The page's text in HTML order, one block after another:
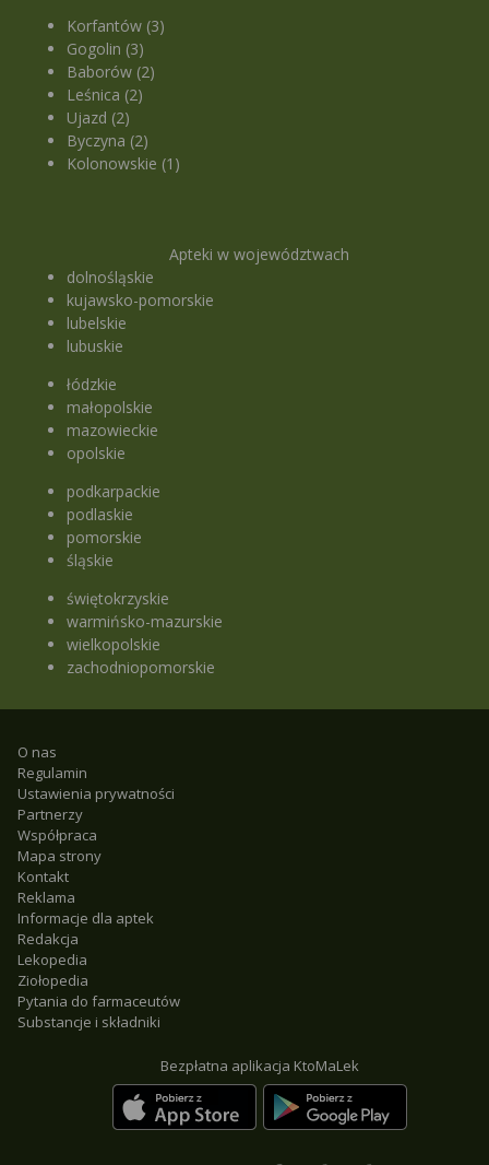
Korfantów (3)
Gogolin (3)
Baborów (2)
Leśnica (2)
Ujazd (2)
Byczyna (2)
Kolonowskie (1)
Apteki w województwach
dolnośląskie
kujawsko-pomorskie
lubelskie
lubuskie
łódzkie
małopolskie
mazowieckie
opolskie
podkarpackie
podlaskie
pomorskie
śląskie
świętokrzyskie
warmińsko-mazurskie
wielkopolskie
zachodniopomorskie
O nas
Regulamin
Ustawienia prywatności
Partnerzy
Współpraca
Mapa strony
Kontakt
Reklama
Informacje dla aptek
Redakcja
Lekopedia
Ziołopedia
Pytania do farmaceutów
Substancje i składniki
Bezpłatna aplikacja KtoMaLek